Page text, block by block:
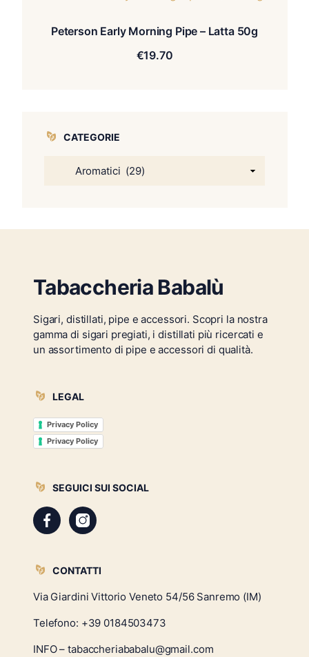
Peterson Early Morning Pipe – Latta 50g
€19.70
CATEGORIE
Tabaccheria Babalù
Sigari, distillati, pipe e accessori. Scopri la nostra
gamma di sigari pregiati, i distillati più ricercati e
un assortimento di pipe e accessori di qualità.
LEGAL
Privacy Policy
Privacy Policy
SEGUICI SUI SOCIAL
CONTATTI
Via Giardini Vittorio Veneto 54/56 Sanremo (IM)
Telefono: +39 0184503473
INFO – tabaccheriababalu@gmail.com